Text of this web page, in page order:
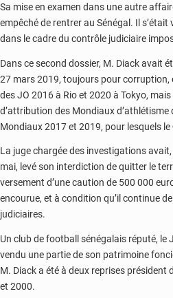
Sa mise en examen dans une autre
empêché de rentrer au Sénégal. Il
dans le cadre du contrôle judiciaire
Dans ce second dossier, M. Diack avait
27 mars 2019, toujours pour
des JO 2016 à Rio et 2020 à Tokyo,
d’attribution des Mondiaux d’athlétisme
Mondiaux 2017 et 2019, pour lesquels le
La juge chargée des investigations
mai, levé son interdiction de quitter le
versement d’une caution de 500 000
encourue, et à condition qu’il continue
judiciaires.
Un club de football sénégalais réputé, le
vendu une partie de son patrimoine
M. Diack a été à deux reprises président
et 2000.